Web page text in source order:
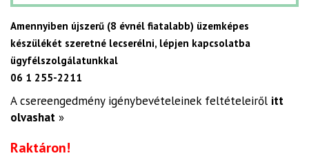
Amennyiben újszerű (8 évnél fiatalabb) üzemképes
készülékét szeretné lecserélni, lépjen kapcsolatba
ügyfélszolgálatunkkal
06 1 255-2211
A csereengedmény igénybevételeinek feltételeiről itt
olvashat »
Raktáron!